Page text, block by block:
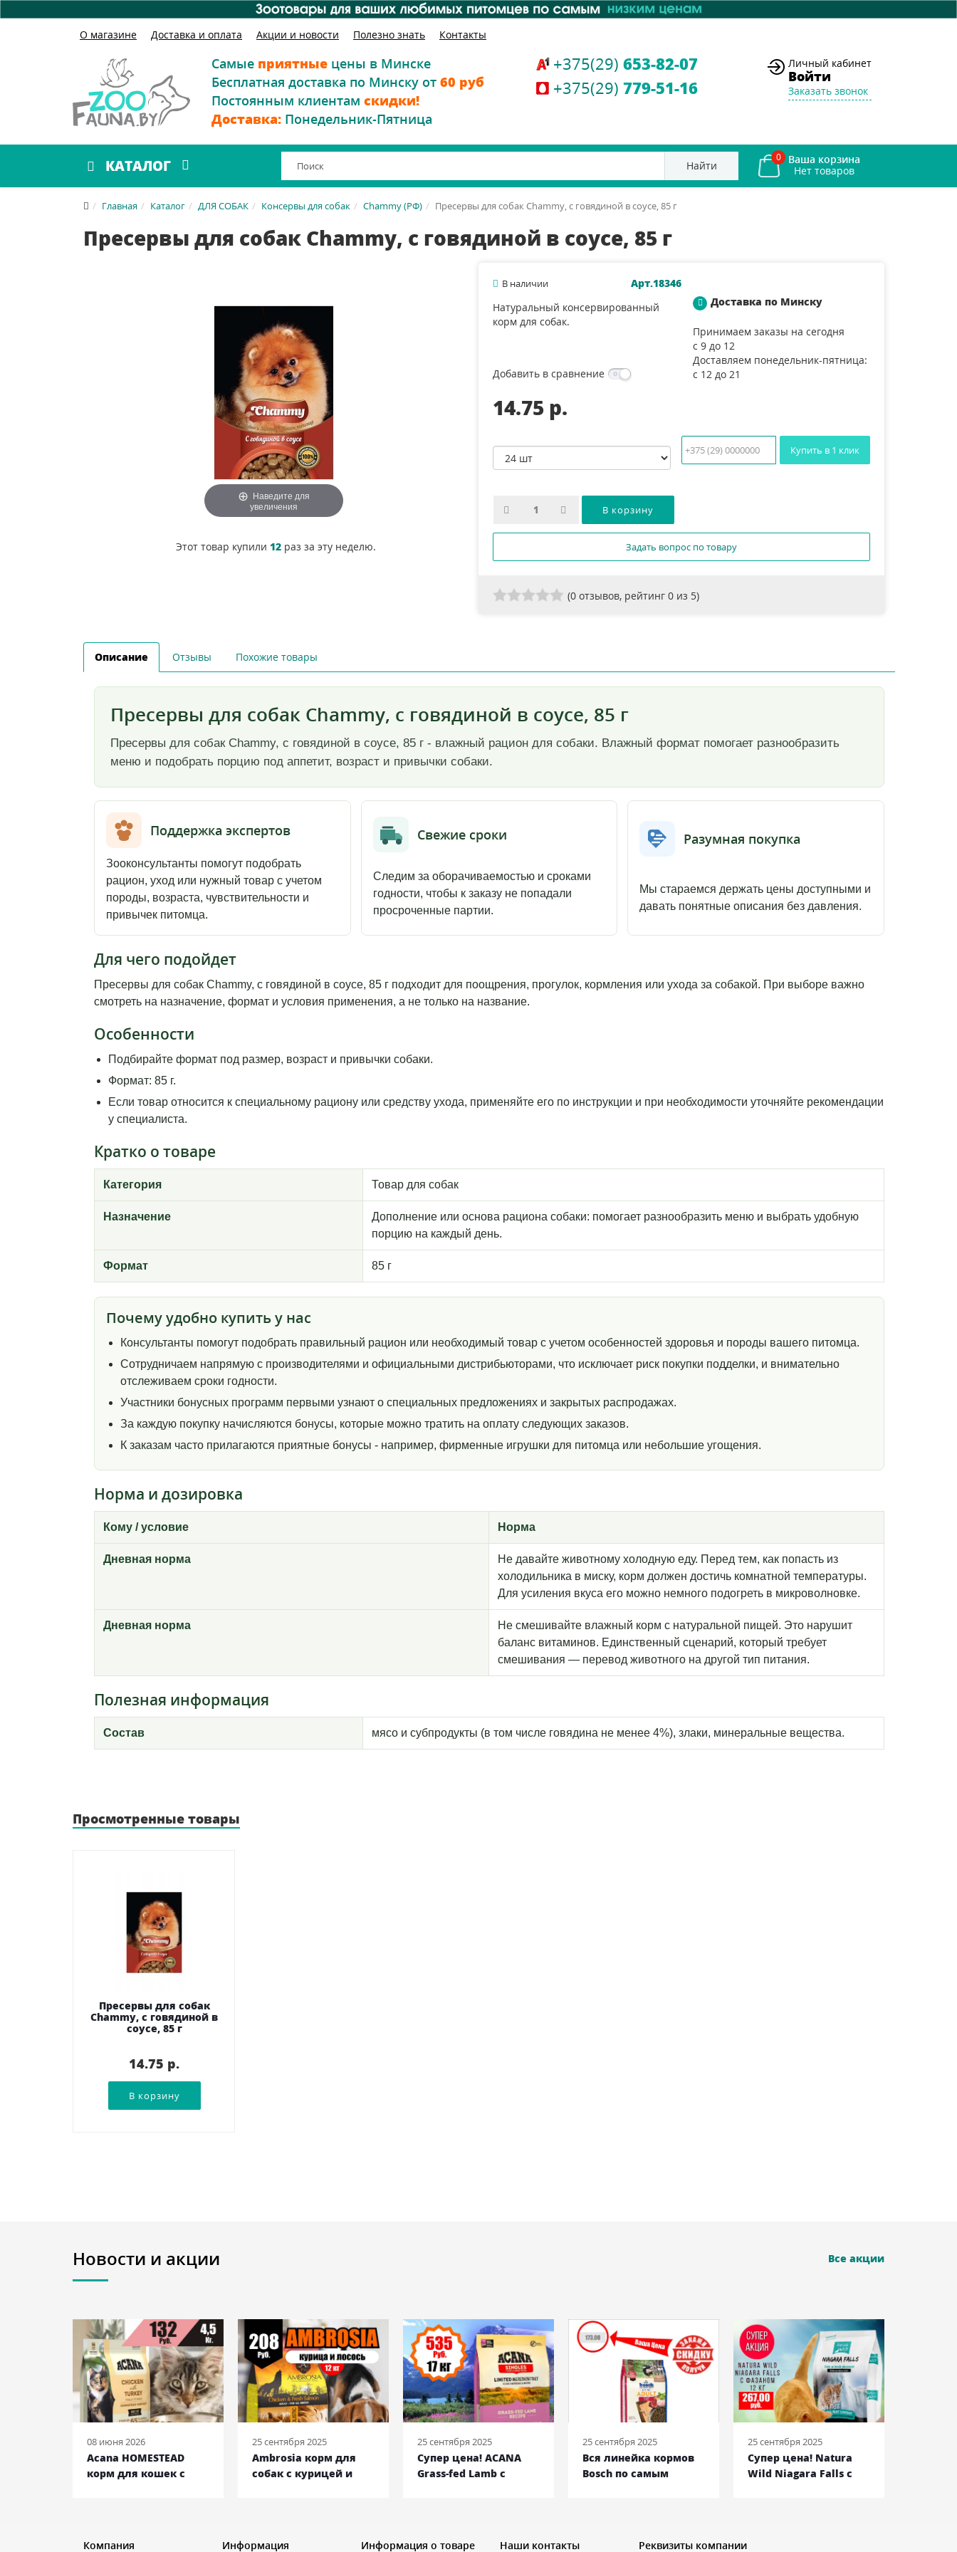
О магазине Доставка и оплата Акции и новости Полезно знать Контакты
Самые приятные цены в Минске
Бесплатная доставка по Минску от 60 руб
Постоянным клиентам скидки!
Доставка: Понедельник-Пятница
+375(29) 653-82-07
+375(29) 779-51-16
Личный кабинет
Войти
Заказать звонок
КАТАЛОГ Найти
0 Ваша корзина
Главная Каталог ДЛЯ СОБАК Консервы для собак Chammy (РФ) Пресервы для собак Chammy, с говядиной в соусе, 85 г
Пресервы для собак Chammy, с говядиной в соусе, 85 г
Наведите для
увеличения
Этот товар купили 12раз за эту неделю.
В наличии
Арт.18346
Натуральный консервированный
корм для собак.
Добавить в сравнение
14.75 p.
Доставка по Минску
Принимаем заказы на сегодня
с 9 до 12
Доставляем понедельник-пятница:
с 12 до 21
Купить в 1 клик
Задать вопрос по товару
(0 отзывов, рейтинг 0 из 5)
Описание Отзывы Похожие товары
Пресервы для собак Chammy, с говядиной в соусе, 85 г
Пресервы для собак Chammy, с говядиной в соусе, 85 г - влажный рацион для собаки. Влажный формат помогает разнообразить
меню и подобрать порцию под аппетит, возраст и привычки собаки.
Поддержка экспертов
Зооконсультанты помогут подобрать
рацион, уход или нужный товар с учетом
породы, возраста, чувствительности и
привычек питомца.
Свежие сроки
Следим за оборачиваемостью и сроками
годности, чтобы к заказу не попадали
просроченные партии.
Разумная покупка
Мы стараемся держать цены доступными и
давать понятные описания без давления.
Для чего подойдет
Пресервы для собак Chammy, с говядиной в соусе, 85 г подходит для поощрения, прогулок, кормления или ухода за собакой. При выборе важно
смотреть на назначение, формат и условия применения, а не только на название.
Особенности
Подбирайте формат под размер, возраст и привычки собаки.
Формат: 85 г.
Если товар относится к специальному рациону или средству ухода, применяйте его по инструкции и при необходимости уточняйте рекомендации
у специалиста.
Кратко о товаре
Категория Товар для собак
Назначение
Дополнение или основа рациона собаки: помогает разнообразить меню и выбрать удобную
порцию на каждый день.
Формат 85 г
Почему удобно купить у нас
Консультанты помогут подобрать правильный рацион или необходимый товар с учетом особенностей здоровья и породы вашего питомца.
Сотрудничаем напрямую с производителями и официальными дистрибьюторами, что исключает риск покупки подделки, и внимательно
отслеживаем сроки годности.
Участники бонусных программ первыми узнают о специальных предложениях и закрытых распродажах.
За каждую покупку начисляются бонусы, которые можно тратить на оплату следующих заказов.
К заказам часто прилагаются приятные бонусы - например, фирменные игрушки для питомца или небольшие угощения.
Норма и дозировка
Кому / условие Норма
Дневная норма
Не давайте животному холодную еду. Перед тем, как попасть из
холодильника в миску, корм должен достичь комнатной температуры.
Для усиления вкуса его можно немного подогреть в микроволновке.
Дневная норма
Не смешивайте влажный корм с натуральной пищей. Это нарушит
баланс витаминов. Единственный сценарий, который требует
смешивания — перевод животного на другой тип питания.
Полезная информация
Состав мясо и субпродукты (в том числе говядина не менее 4%), злаки, минеральные вещества.
Просмотренные товары
Пресервы для собак
Chammy, с говядиной в
соусе, 85 г
14.75 p.
Новости и акции Все акции
08 июня 2026
Acana HOMESTEAD
корм для кошек с
25 сентября 2025
Ambrosia корм для
собак с курицей и
25 сентября 2025
Супер цена! ACANA
Grass-fed Lamb с
25 сентября 2025
Вся линейка кормов
Bosch по самым
25 сентября 2025
Супер цена! Natura
Wild Niagara Falls c
Компания Информация Информация о товаре Наши контакты Реквизиты компании